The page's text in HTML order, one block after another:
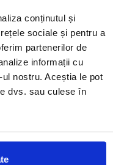
conținutul și
sociale și pentru a
partenerilor de
informații cu
nostru. Aceștia le pot
dvs. sau culese în
ÎNCEPE